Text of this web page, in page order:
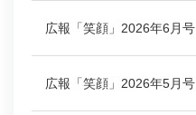
広報「笑顔」2026年6月号
広報「笑顔」2026年5月号